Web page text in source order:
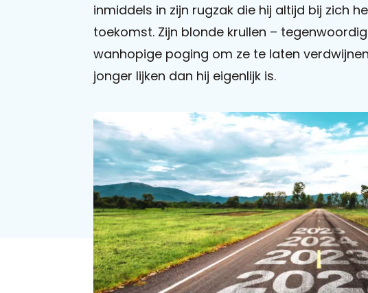
inmiddels in zijn rugzak die hij altijd bij zich
toekomst. Zijn blonde krullen –
wanhopige poging om ze te laten
jonger lijken dan hij eigenlijk is.